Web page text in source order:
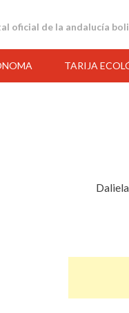
oficial de la andalucía
TARIJA